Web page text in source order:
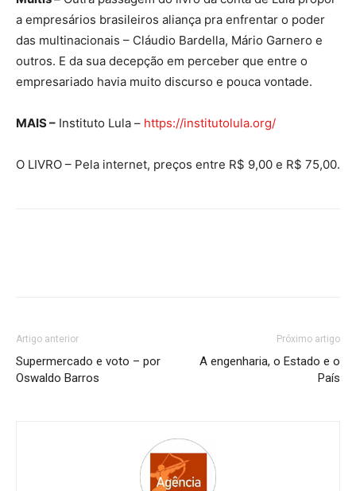
a empresários brasileiros aliança pra enfrentar o poder
das multinacionais – Cláudio Bardella, Mário Garnero e
outros. E da sua decepção em perceber que entre o
empresariado havia muito discurso e pouca vontade.
MAIS – Instituto Lula – https://institutolula.org/
O LIVRO – Pela internet, preços entre R$ 9,00 e R$ 75,00.
Artigo anterior
Supermercado e voto – por
Oswaldo Barros
Próximo artigo
A engenharia, o Estado e o
País